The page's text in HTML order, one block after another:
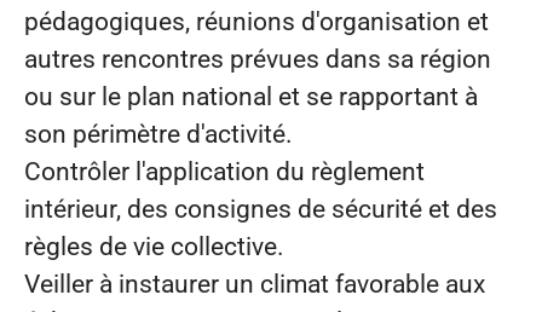
pédagogiques, réunions d'organisation et
autres rencontres prévues dans sa région
ou sur le plan national et se rapportant à
son périmètre d'activité.
Contrôler l'application du règlement
intérieur, des consignes de sécurité et des
règles de vie collective.
Veiller à instaurer un climat favorable aux